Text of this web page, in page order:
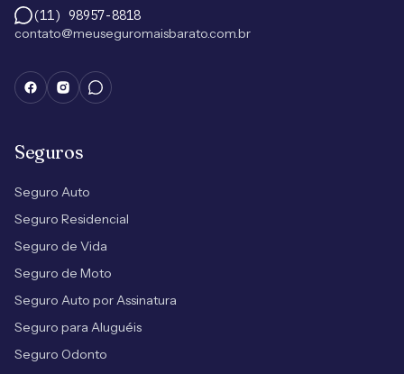
(11) 98957-8818
contato@meuseguromaisbarato.com.br
Seguros
Seguro Auto
Seguro Residencial
Seguro de Vida
Seguro de Moto
Seguro Auto por Assinatura
Seguro para Aluguéis
Seguro Odonto